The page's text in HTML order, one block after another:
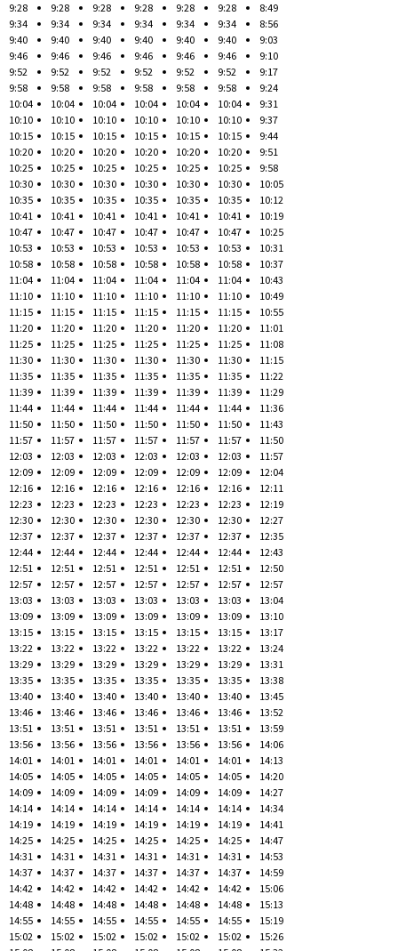
9:28
9:34
9:40
9:46
9:52
9:58
10:04
10:10
10:15
10:20
10:25
10:30
10:35
10:41
10:47
10:53
10:58
11:04
11:10
11:15
11:20
11:25
11:30
11:35
11:39
11:44
11:50
11:57
12:03
12:09
12:16
12:23
12:30
12:37
12:44
12:51
12:57
13:03
13:09
13:15
13:22
13:29
13:35
13:40
13:46
13:51
13:56
14:01
14:05
14:09
14:14
14:19
14:25
14:31
14:37
14:42
14:48
14:55
15:02
9:28
9:34
9:40
9:46
9:52
9:58
10:04
10:10
10:15
10:20
10:25
10:30
10:35
10:41
10:47
10:53
10:58
11:04
11:10
11:15
11:20
11:25
11:30
11:35
11:39
11:44
11:50
11:57
12:03
12:09
12:16
12:23
12:30
12:37
12:44
12:51
12:57
13:03
13:09
13:15
13:22
13:29
13:35
13:40
13:46
13:51
13:56
14:01
14:05
14:09
14:14
14:19
14:25
14:31
14:37
14:42
14:48
14:55
15:02
9:28
9:34
9:40
9:46
9:52
9:58
10:04
10:10
10:15
10:20
10:25
10:30
10:35
10:41
10:47
10:53
10:58
11:04
11:10
11:15
11:20
11:25
11:30
11:35
11:39
11:44
11:50
11:57
12:03
12:09
12:16
12:23
12:30
12:37
12:44
12:51
12:57
13:03
13:09
13:15
13:22
13:29
13:35
13:40
13:46
13:51
13:56
14:01
14:05
14:09
14:14
14:19
14:25
14:31
14:37
14:42
14:48
14:55
15:02
9:28
9:34
9:40
9:46
9:52
9:58
10:04
10:10
10:15
10:20
10:25
10:30
10:35
10:41
10:47
10:53
10:58
11:04
11:10
11:15
11:20
11:25
11:30
11:35
11:39
11:44
11:50
11:57
12:03
12:09
12:16
12:23
12:30
12:37
12:44
12:51
12:57
13:03
13:09
13:15
13:22
13:29
13:35
13:40
13:46
13:51
13:56
14:01
14:05
14:09
14:14
14:19
14:25
14:31
14:37
14:42
14:48
14:55
15:02
9:28
9:34
9:40
9:46
9:52
9:58
10:04
10:10
10:15
10:20
10:25
10:30
10:35
10:41
10:47
10:53
10:58
11:04
11:10
11:15
11:20
11:25
11:30
11:35
11:39
11:44
11:50
11:57
12:03
12:09
12:16
12:23
12:30
12:37
12:44
12:51
12:57
13:03
13:09
13:15
13:22
13:29
13:35
13:40
13:46
13:51
13:56
14:01
14:05
14:09
14:14
14:19
14:25
14:31
14:37
14:42
14:48
14:55
15:02
9:28
9:34
9:40
9:46
9:52
9:58
10:04
10:10
10:15
10:20
10:25
10:30
10:35
10:41
10:47
10:53
10:58
11:04
11:10
11:15
11:20
11:25
11:30
11:35
11:39
11:44
11:50
11:57
12:03
12:09
12:16
12:23
12:30
12:37
12:44
12:51
12:57
13:03
13:09
13:15
13:22
13:29
13:35
13:40
13:46
13:51
13:56
14:01
14:05
14:09
14:14
14:19
14:25
14:31
14:37
14:42
14:48
14:55
15:02
8:49
8:56
9:03
9:10
9:17
9:24
9:31
9:37
9:44
9:51
9:58
10:05
10:12
10:19
10:25
10:31
10:37
10:43
10:49
10:55
11:01
11:08
11:15
11:22
11:29
11:36
11:43
11:50
11:57
12:04
12:11
12:19
12:27
12:35
12:43
12:50
12:57
13:04
13:10
13:17
13:24
13:31
13:38
13:45
13:52
13:59
14:06
14:13
14:20
14:27
14:34
14:41
14:47
14:53
14:59
15:06
15:13
15:19
15:26